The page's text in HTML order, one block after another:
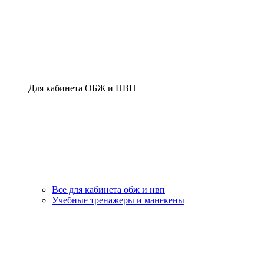
Для кабинета ОБЖ и НВП
Все для кабинета обж и нвп
Учебные тренажеры и манекены